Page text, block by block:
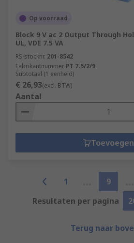
Op voorraad
Block 9 V ac 2 Output Through
UL, VDE 7.5 VA
RS-stocknr. 201-8542
Fabrikantnummer PT 7.5/2/9
Subtotaal (1 eenheid)
€ 26,93(excl. BTW)
Aantal
Toevoegen
1 9
Resultaten per pagina
Terug naar